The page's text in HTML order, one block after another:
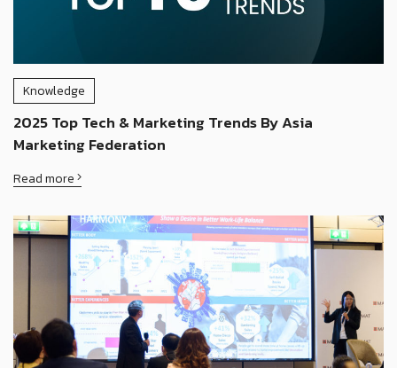
Knowledge
2025 Top Tech & Marketing Trends By Asia
Marketing Federation
Read more